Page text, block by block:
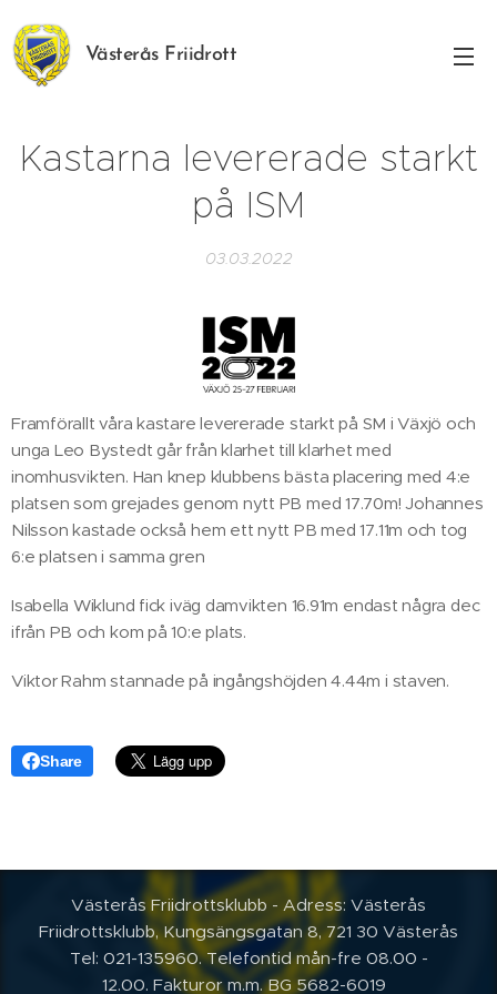
Västerås Friidrott
Kastarna levererade starkt
på ISM
03.03.2022
Framförallt våra kastare levererade starkt på SM i Växjö och
unga Leo Bystedt går från klarhet till klarhet med
inomhusvikten. Han knep klubbens bästa placering med 4:e
platsen som grejades genom nytt PB med 17.70m! Johannes
Nilsson kastade också hem ett nytt PB med 17.11m och tog
6:e platsen i samma gren
Isabella Wiklund fick iväg damvikten 16.91m endast några dec
ifrån PB och kom på 10:e plats.
Viktor Rahm stannade på ingångshöjden 4.44m i staven.
Share
Västerås Friidrottsklubb - Adress: Västerås
Friidrottsklubb, Kungsängsgatan 8, 721 30 Västerås
Tel: 021-135960. Telefontid mån-fre 08.00 -
12.00. Fakturor m.m. BG 5682-6019